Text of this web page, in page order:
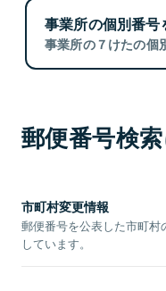
事業所の個別番号
事業所の７けたの個
郵便番号検
市町村変更情報
郵便番号を公表した市町
しています。